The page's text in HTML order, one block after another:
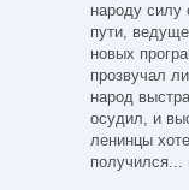
народу силу
пути,
новых
прозвучал
народ
осудил, и
ленинцы
получился...